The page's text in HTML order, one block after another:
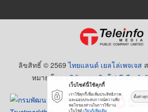
ลิขสิทธิ์ © 2569ไทยแลนด์ เยลโล่เพจเจส
หมาย โดยบริษัท เทเลอินโฟ มีเดีย จ
เว็บไซต์นี้ใช้คุกกี้
เราใช้คุกกี้เพื่อเพิ่มประสิทธิภาพ
และมอบประสบการณ์ความพึง
พอใจของท่านในการใช้งาน
เว็บไซต์เรียนรู้เพิ่มเติม
ตั้งค่าคุ